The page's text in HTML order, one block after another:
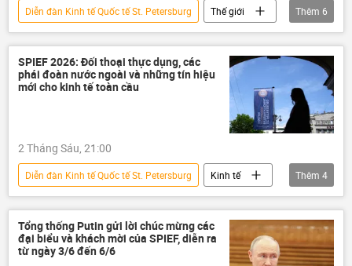
Diễn đàn Kinh tế Quốc tế St. Petersburg
Thế giới
Nga
Kinh tế
APEC
thương mại
Hoa Kỳ SPIEF 2026
Thêm 6
SPIEF 2026: Đối thoại thực dụng, các
phái đoàn nước ngoài và những tín hiệu
mới cho kinh tế toàn cầu
2 Tháng Sáu, 21:00
Diễn đàn Kinh tế Quốc tế St. Petersburg
Kinh tế
St. Petersburg
Nga
Thế giới
SPIEF 2026
Thêm 4
Tổng thống Putin gửi lời chúc mừng các
đại biểu và khách mời của SPIEF, diễn ra
từ ngày 3/6 đến 6/6